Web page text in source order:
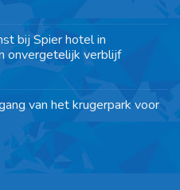
bij Spier hotel in
onvergetelijk verblijf
van het krugerpark voor